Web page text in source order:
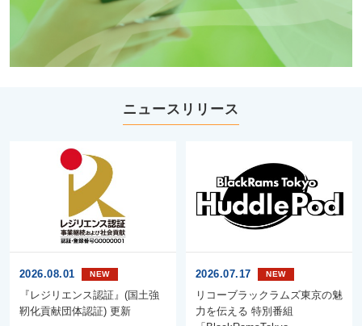
ニュースリリース
2026.08.01
『レジリエンス認証』(国土強
靭化貢献団体認証) 更新
2026.07.17
リコーブラックラムズ東京の魅
力を伝える 特別番組